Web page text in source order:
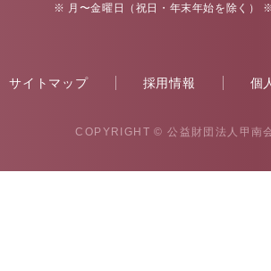
※ 月〜金曜日（祝日・年末年始を除く）
サイトマップ 採用情報 個
COPYRIGHT© 公益財団法人甲南